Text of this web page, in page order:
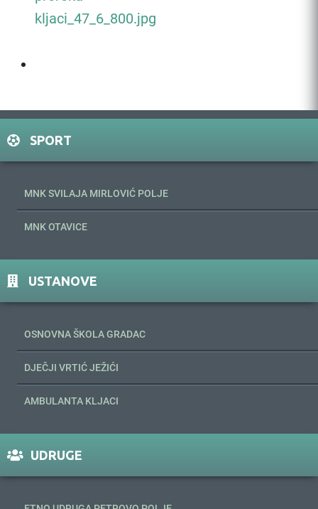
SPORT
MNK SVILAJA MIRLOVIĆ POLJE
MNK OTAVICE
USTANOVE
OSNOVNA ŠKOLA GRADAC
DJEČJI VRTIĆ JEŽIĆI
AMBULANTA KLJACI
UDRUGE